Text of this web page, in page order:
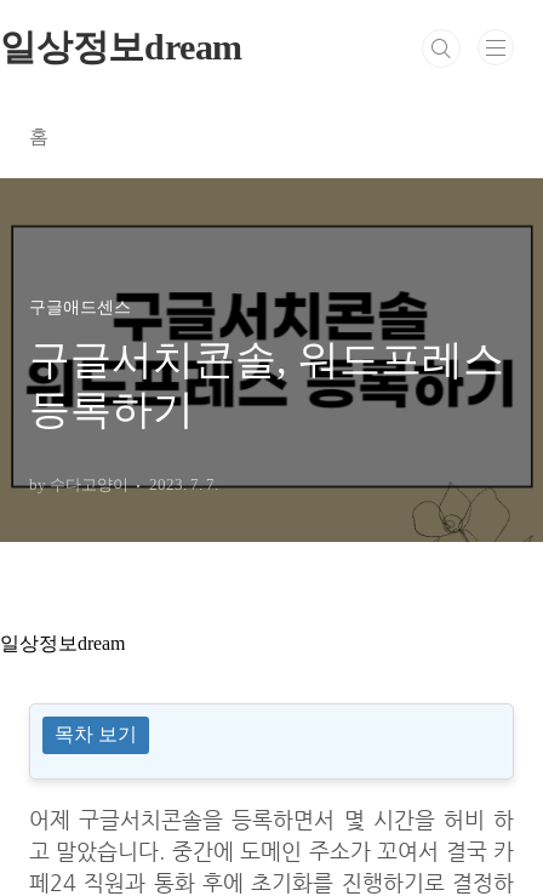
일상정보dream
홈
일상정보dream
구글애드센스
구글서치콘솔, 워드프레스
등록하기
by 수다고양이 2023. 7. 7.
목차 보기
어제 구글서치콘솔을 등록하면서 몇 시간을 허비 하
고 말았습니다. 중간에 도메인 주소가 꼬여서 결국 카
페24 직원과 통화 후에 초기화를 진행하기로 결정하